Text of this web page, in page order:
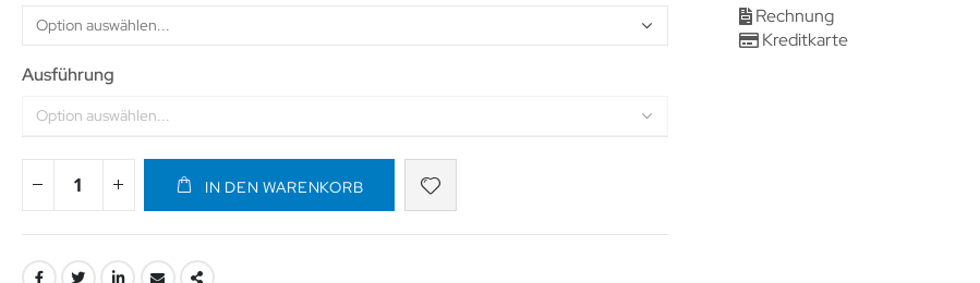
Ausführung
IN DEN WARENKORB
Rechnung
Kreditkarte